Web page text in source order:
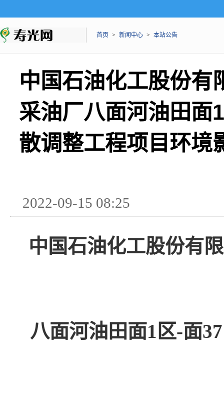
首页 > 新闻中心 > 本站公告
中国石油化工股份有
采油厂八面河油田面
散调整工程项目环境
2022-09-15 08:25
中国石油化工股份有
八面河油田面1区-面